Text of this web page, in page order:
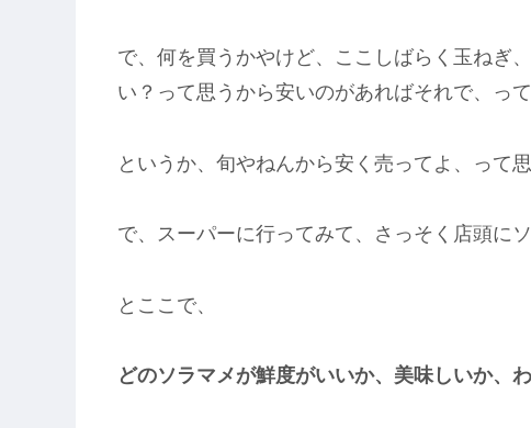
で、何を買うかやけど、ここしばらく玉ねぎ
い？って思うから安いのがあればそれで、って
というか、旬やねんから安く売ってよ、って思
で、スーパーに行ってみて、さっそく店頭にソ
とここで、
どのソラマメが鮮度がいいか、美味しいか、